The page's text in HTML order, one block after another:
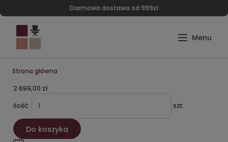
Darmowa dostawa od 999zł
Strona główna
2 699,00 zł
ilość
szt.
Do koszyka